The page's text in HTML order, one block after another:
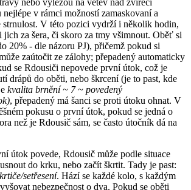
nebo vylezou na větev nad zvířecí
v rámci možností zamaskovaní a
strnulost. V této pozici vydrží i několik hodin,
jich za šera, či skoro za tmy všimnout. Oběť si
20% - dle názoru PJ), přičemž pokud si
zaútočit ze zálohy; přepadený automaticky
se Rdousiči nepovede první útok, což je
drápů do oběti, nebo škrcení (je to past, kde
kvalita brnění ~ 7 ~ povedený
, přepadený má šanci se proti útoku ohnat. V
pokusu o první útok, pokud se jedná o
než je Rdousič sám, se často útočník dá na
útok povede, Rdousič může podle situace
do krku, nebo začít škrtit. Tady je past:
setřesení. Hází se každé kolo, s každým
nebezpečnost o dva. Pokud se oběti